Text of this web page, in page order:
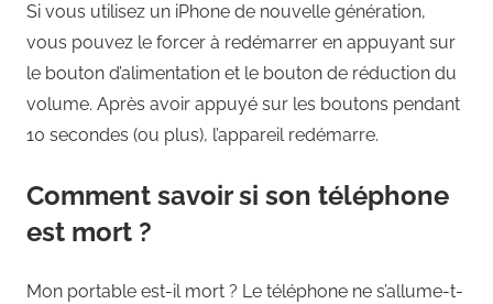
Si vous utilisez un iPhone de nouvelle génération,
vous pouvez le forcer à redémarrer en appuyant sur
le bouton d’alimentation et le bouton de réduction du
volume. Après avoir appuyé sur les boutons pendant
10 secondes (ou plus), l’appareil redémarre.
Comment savoir si son téléphone
est mort ?
Mon portable est-il mort ? Le téléphone ne s’allume-t-